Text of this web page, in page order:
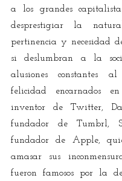
a los grandes
desprestigiar la
pertinencia y necesidad
si deslumbran a la
alusiones
felicidad encarnados
inventor de Twitter,
fundador de Tumbrl,
fundador de Apple,
amasar sus
fueron famosos por la